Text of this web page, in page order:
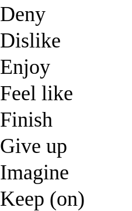
Deny
Dislike
Enjoy
Feel like
Finish
Give up
Imagine
Keep (on)